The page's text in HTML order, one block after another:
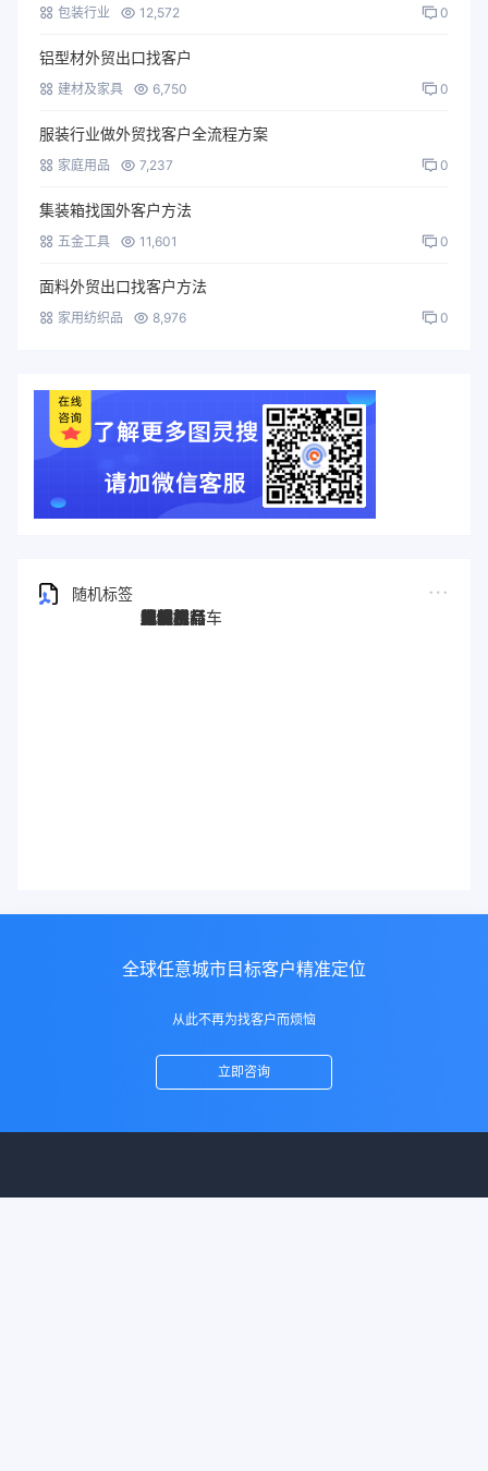
包装行业 12,572 0
铝型材外贸出口找客户
建材及家具 6,750 0
服装行业做外贸找客户全流程方案
家庭用品 7,237 0
集装箱找国外客户方法
五金工具 11,601 0
面料外贸出口找客户方法
家用纺织品 8,976 0
随机标签
图灵搜
电子秤
劳保手套
压缩机
宠物用品
纸袋
塑料袋
箱包
圣诞树
电子烟
集装箱
沙发
户外用品
美容用品
红酒
电动自行车
服装
母婴用品
石材
壁纸
建筑材料
全球任意城市目标客户精准定位
从此不再为找客户而烦恼
立即咨询